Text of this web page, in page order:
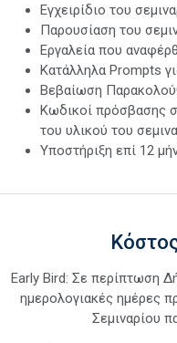
Εγχειρίδιο του
Παρουσίαση του
Εργαλεία που
Κατάλληλα Prompts
Βεβαίωση
Κωδικοί πρόσβασης
του υλικού του
Υποστήριξη επί 12
Early Bird: Σε περίπτωση
ημερολογιακές ημέρες
Σεμιναρίου